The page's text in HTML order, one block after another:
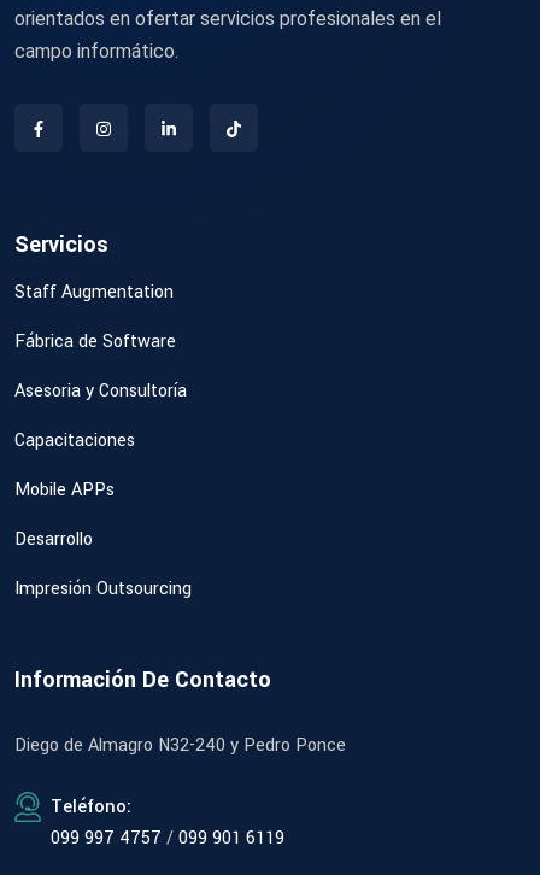
orientados en ofertar servicios profesionales en el
campo informático.
Servicios
Staff Augmentation
Fábrica de Software
Asesoria y Consultoría
Capacitaciones
Mobile APPs
Desarrollo
Impresión Outsourcing
Información De Contacto
Diego de Almagro N32-240 y Pedro Ponce
Teléfono:
099 997 4757 /099 901 6119